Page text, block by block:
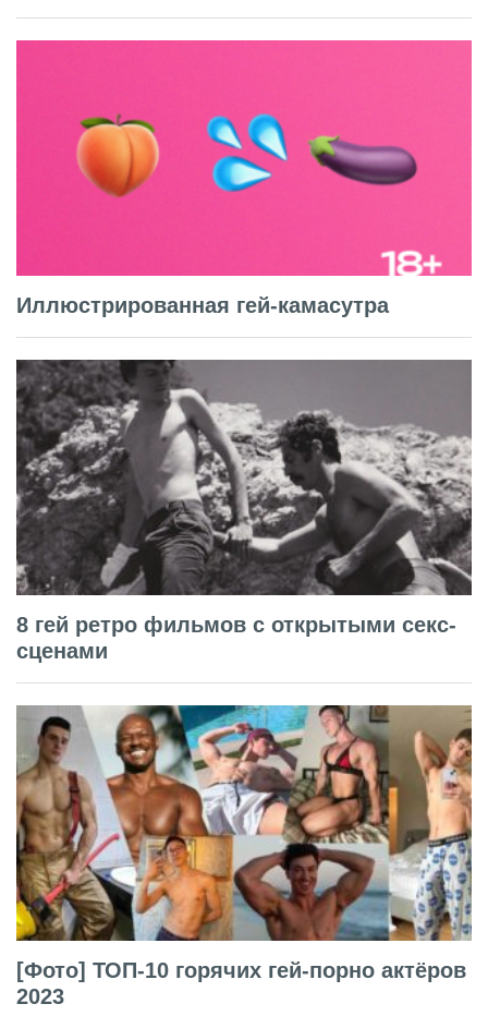
Иллюстрированная гей-камасутра
8 гей ретро фильмов с открытыми секс-
сценами
[Фото] ТОП-10 горячих гей-порно актёров
2023